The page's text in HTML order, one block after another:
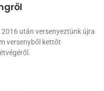
után versenyeztünk újra
versenyből kettőt